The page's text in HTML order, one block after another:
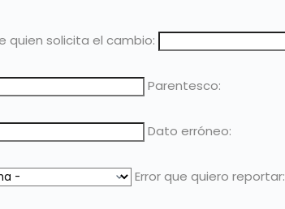
quien solicita el cambio:
Parentesco:
Dato erróneo:
Error que quiero reportar: